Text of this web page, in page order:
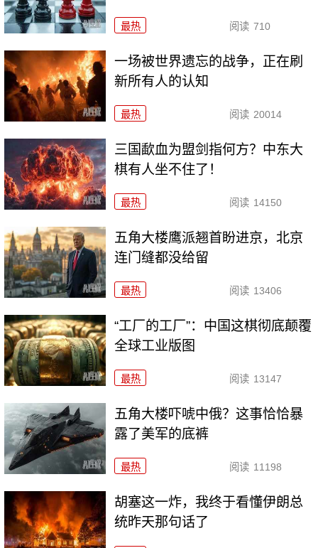
最热 阅读 710
一场被世界遗忘的战争，正在刷
新所有人的认知
最热 阅读 20014
三国歃血为盟剑指何方？中东大
棋有人坐不住了！
最热 阅读 14150
五角大楼鹰派翘首盼进京，北京
连门缝都没给留
最热 阅读 13406
“工厂的工厂”：中国这棋彻底颠覆
全球工业版图
最热 阅读 13147
五角大楼吓唬中俄？这事恰恰暴
露了美军的底裤
最热 阅读 11198
胡塞这一炸，我终于看懂伊朗总
统昨天那句话了